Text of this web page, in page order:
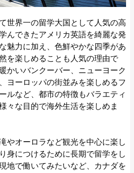
世界一の留学大国として人気の高
んできたアメリカ英語を綺麗な発
魅力に加え、色鮮やかな四季があ
を楽しめることも人気の理由で
かいバンクーバー、ニューヨーク
ヨーロッパの街並みを楽しめるフ
ルなど、都市の特徴もバラエティ
々な目的で海外生活を楽しめま
やオーロラなど観光を中心に楽し
身につけるために長期で留学をし
地で働いてみたいなど、カナダを